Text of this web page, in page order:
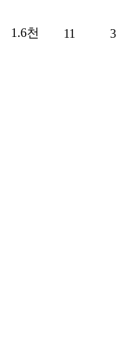
1.6천 11 3